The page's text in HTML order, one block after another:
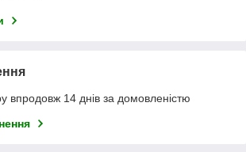
впродовж 14 днів за домовленістю